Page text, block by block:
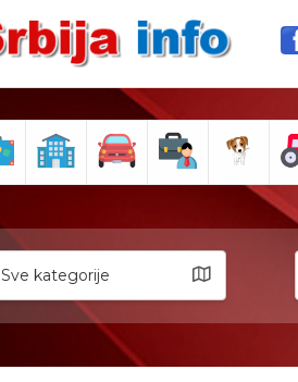
Sve kategorije